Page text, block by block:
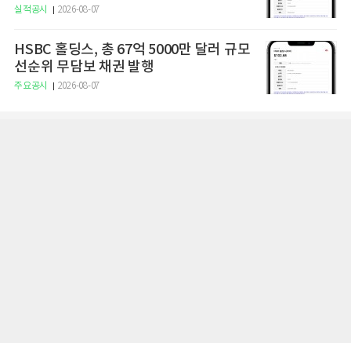
실적공시 2026-08-07
HSBC 홀딩스, 총 67억 5000만 달러 규모
선순위 무담보 채권 발행
주요공시 2026-08-07